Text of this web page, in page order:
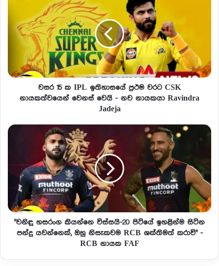
වසර 15 ක IPL ඉතිහාසයේ ප්‍රථම වරට CSK
නායකත්වයෙන් වෙනස් වෙයි - නව නායකයා Ravindra
Jadeja
"වනිඳු හසරංග කියන්නෙ විස්සයි-20 පිටියේ ඉහළින්ම සිටින
පන්දු යවන්නෙක්, ඔහු නිසැකවම RCB ශක්‌තිමත් කරාවි" -
RCB නායක FAF